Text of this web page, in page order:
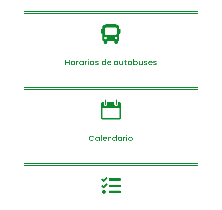

Horarios de autobuses

Calendario
